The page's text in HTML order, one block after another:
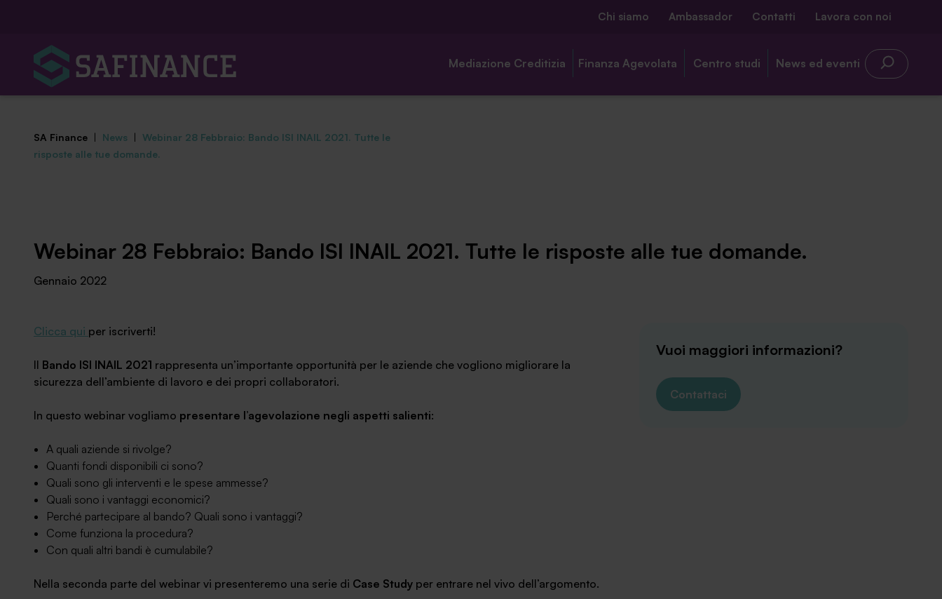
Finanza Agevolata
Centro studi
Contatti
Chi siamo Ambassador Contatti Lavora con noi
Mediazione Creditizia Finanza Agevolata Centro studi News ed eventi
SA Finance | News | Webinar 28 Febbraio: Bando ISI INAIL 2021. Tutte le
risposte alle tue domande.
Webinar 28 Febbraio: Bando ISI INAIL 2021. Tutte le risposte alle tue domande.
Gennaio 2022
Clicca qui per iscriverti!
Il Bando ISI INAIL 2021 rappresenta un’importante opportunità per le aziende che vogliono migliorare la
sicurezza dell’ambiente di lavoro e dei propri collaboratori.
In questo webinar vogliamo presentare l’agevolazione negli aspetti salienti:
A quali aziende si rivolge?
Quanti fondi disponibili ci sono?
Quali sono gli interventi e le spese ammesse?
Quali sono i vantaggi economici?
Perché partecipare al bando? Quali sono i vantaggi?
Come funziona la procedura?
Con quali altri bandi è cumulabile?
Nella seconda parte del webinar vi presenteremo una serie di Case Study per entrare nel vivo dell’argomento.
Vuoi maggiori informazioni?
Contattaci